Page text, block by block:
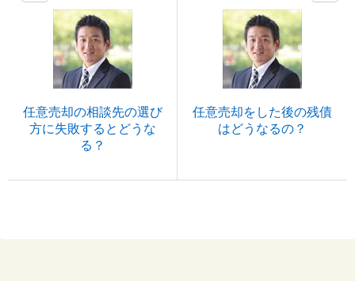
任意売却の相談先の選び
方に失敗するとどうな
る？
任意売却をした後の残債
はどうなるの？